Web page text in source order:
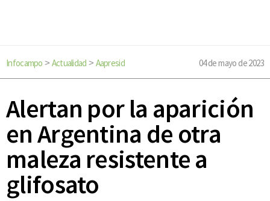
Infocampo > Actualidad > Aapresid 04 de mayo de 2023
Alertan por la aparición
en Argentina de otra
maleza resistente a
glifosato